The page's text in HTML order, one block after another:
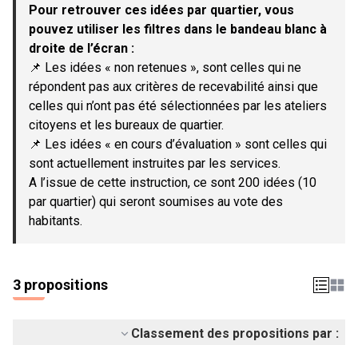
Pour retrouver ces idées par quartier, vous
pouvez utiliser les filtres dans le bandeau blanc à
droite de l’écran :
📌 Les idées « non retenues », sont celles qui ne
répondent pas aux critères de recevabilité ainsi que
celles qui n’ont pas été sélectionnées par les ateliers
citoyens et les bureaux de quartier.
📌 Les idées « en cours d’évaluation » sont celles qui
sont actuellement instruites par les services.
A l’issue de cette instruction, ce sont 200 idées (10
par quartier) qui seront soumises au vote des
habitants.
3 propositions
Classement des propositions par :